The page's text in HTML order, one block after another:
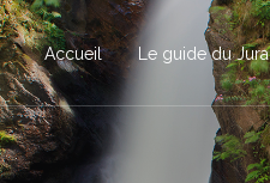
Accueil Le guide du Jura